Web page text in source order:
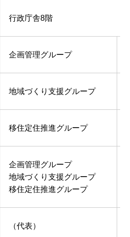
行政庁舎8階
企画管理グループ
地域づくり支援グループ
移住定住推進グループ
企画管理グループ
地域づくり支援グループ
移住定住推進グループ
（代表）